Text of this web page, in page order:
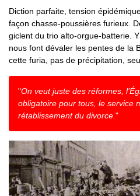
Diction parfaite, tension
façon chasse-poussières furieux.
giclent du trio alto-orgue-batterie.
nous font dévaler les pentes de la
cette furia, pas de précipitation,
"On veut juste des réformes,
obligatoire pour tous, le service
rétablissement du divorce. "